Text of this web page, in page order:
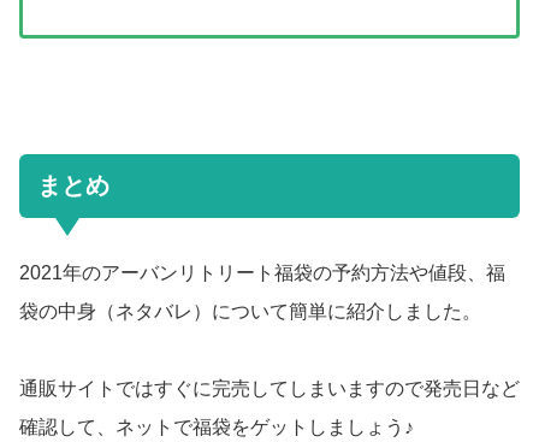
まとめ
2021年のアーバンリトリート福袋の予約方法や値段、福
袋の中身（ネタバレ）について簡単に紹介しました。
通販サイトではすぐに完売してしまいますので発売日など
確認して、ネットで福袋をゲットしましょう♪